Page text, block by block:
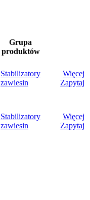
Grupa
produktów
Stabilizatory
zawiesin
Więcej
Zapytaj
Stabilizatory
zawiesin
Więcej
Zapytaj